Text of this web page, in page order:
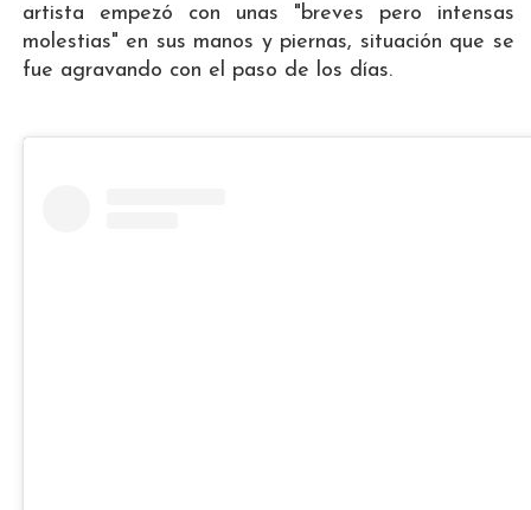
artista empezó con unas "breves pero intensas
molestias" en sus manos y piernas, situación que se
fue agravando con el paso de los días.